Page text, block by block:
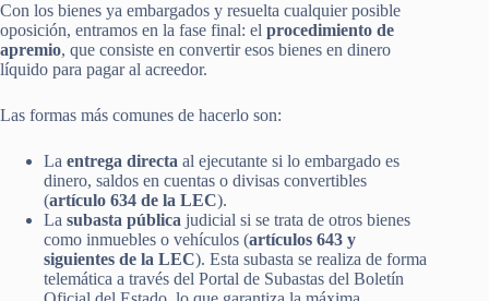
Con los bienes ya embargados y resuelta cualquier posible
oposición, entramos en la fase final: el procedimiento de
apremio, que consiste en convertir esos bienes en dinero
líquido para pagar al acreedor.
Las formas más comunes de hacerlo son:
La entrega directa al ejecutante si lo embargado es
dinero, saldos en cuentas o divisas convertibles
(artículo 634 de la LEC).
La subasta pública judicial si se trata de otros bienes
como inmuebles o vehículos (artículos 643 y
siguientes de la LEC). Esta subasta se realiza de forma
telemática a través del Portal de Subastas del Boletín